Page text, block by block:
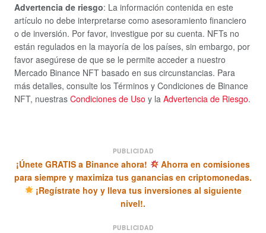
Advertencia de riesgo: La información contenida en este
artículo no debe interpretarse como asesoramiento financiero
o de inversión. Por favor, investigue por su cuenta. NFTs no
están regulados en la mayoría de los países, sin embargo, por
favor asegúrese de que se le permite acceder a nuestro
Mercado Binance NFT basado en sus circunstancias. Para
más detalles, consulte los Términos y Condiciones de Binance
NFT, nuestras Condiciones de Uso y la Advertencia de Riesgo.
PUBLICIDAD
¡Únete GRATIS a Binance ahora!
Ahorra en comisiones
para siempre y maximiza tus ganancias en criptomonedas.
¡Regístrate hoy y lleva tus inversiones al siguiente
nivel!.
PUBLICIDAD